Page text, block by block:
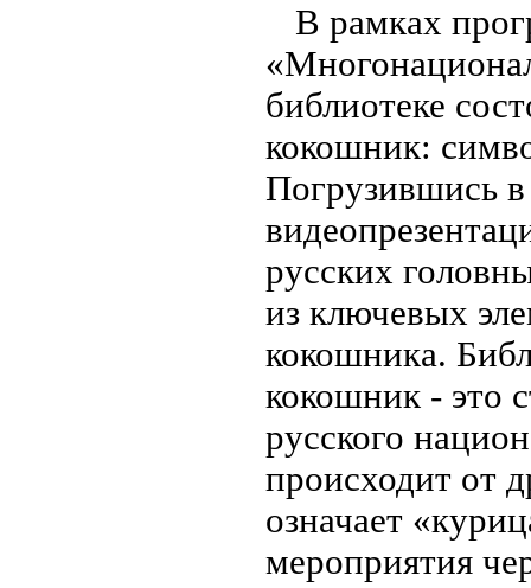
В рамках
библиотеке
кокошник:
Погрузившись
русских
из ключевых
кокошника.
кокошник - это
русского
происходит от
означает
мероприятия